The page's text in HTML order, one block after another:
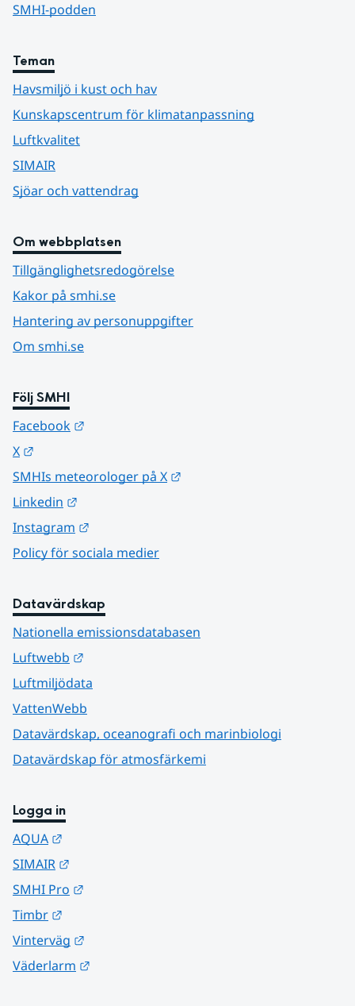
SMHI-podden
Teman
Havsmiljö i kust och hav
Kunskapscentrum för klimatanpassning
Luftkvalitet
SIMAIR
Sjöar och vattendrag
Om webbplatsen
Tillgänglighetsredogörelse
Kakor på smhi.se
Hantering av personuppgifter
Om smhi.se
Följ SMHI
Facebook
X
SMHIs meteorologer på X
Linkedin
Instagram
Policy för sociala medier
Datavärdskap
Nationella emissionsdatabasen
Luftwebb
Luftmiljödata
VattenWebb
Datavärdskap, oceanografi och marinbiologi
Datavärdskap för atmosfärkemi
Logga in
AQUA
SIMAIR
SMHI Pro
Timbr
Vinterväg
Väderlarm